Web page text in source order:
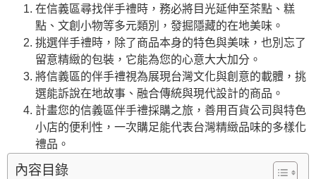
在信義區尋找伴手禮時，務必將目光延伸至茶點、糕
點、文創小物等多元類別，發掘隱藏的在地美味。
挑選伴手禮時，除了商品本身的特色與美味，也別忘了
留意精緻的包裝，它能為您的心意大大加分。
將信義區的伴手禮視為展現台灣文化與創意的載體，挑
選能訴說在地故事、融合傳統與現代設計的商品。
計畫您的信義區伴手禮採購之旅，善用百貨公司與特色
小店的便利性，一次購足能代表台灣精緻品味的多樣化
禮品。
內容目錄